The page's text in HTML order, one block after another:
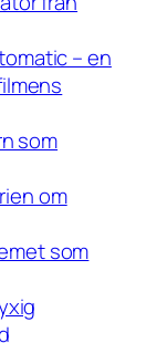
– en
som
om
som